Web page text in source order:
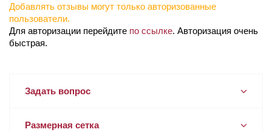
Добавлять отзывы могут только авторизованные
пользователи.
Для авторизации перейдите по ссылке. Авторизация очень
быстрая.
Задать вопрос
Размерная сетка